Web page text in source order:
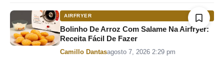
AIRFRYER
Bolinho De Arroz Com Salame Na Airfryer:
Receita Fácil De Fazer
Por
Camillo Dantasagosto 7, 2026 2:29 pm